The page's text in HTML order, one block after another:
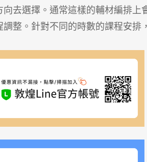
向去選擇。通常這樣的輔材編排
整。針對不同的時數的課程安排